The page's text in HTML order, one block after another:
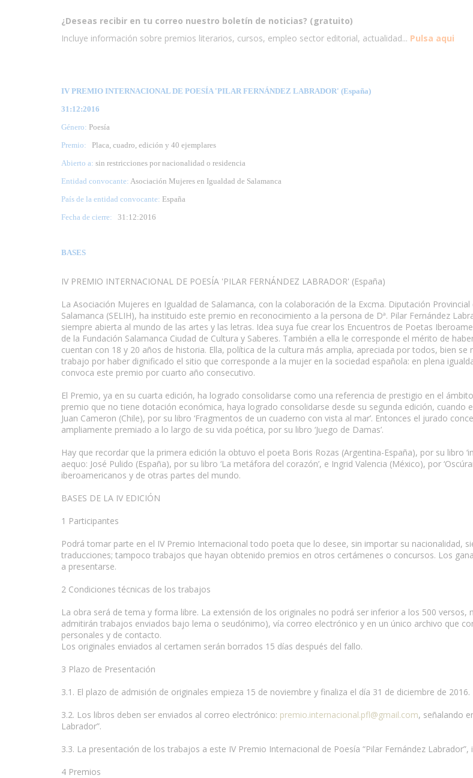
¿Deseas recibir en tu correo nuestro boletín de noticias? (gratuito)
Incluye información sobre premios literarios, cursos, empleo sector editorial, actualidad... Pulsa aqui
IV PREMIO INTERNACIONAL DE POESÍA 'PILAR FERNÁNDEZ LABRADOR' (España)
31:12:2016
Género: Poesía
Premio:
Placa, cuadro, edición y 40 ejemplares
Abierto a: sin restricciones por nacionalidad o residencia
Entidad convocante: Asociación Mujeres en Igualdad de Salamanca
País de la entidad convocante: España
Fecha de cierre: 31 :12:2016
BASES
IV PREMIO INTERNACIONAL DE POESÍA 'PILAR FERNÁNDEZ LABRADOR' (España)
La Asociación Mujeres en Igualdad de Salamanca, con la colaboración de la Excma. Diputación
Salamanca (SELIH), ha instituido este premio en reconocimiento a la persona de Dª. Pilar Fernández
siempre abierta al mundo de las artes y las letras. Idea suya fue crear los Encuentros de Poetas
de la Fundación Salamanca Ciudad de Cultura y Saberes. También a ella le corresponde el mérito de
cuentan con 18 y 20 años de historia. Ella, política de la cultura más amplia, apreciada por todos, bien
trabajo por haber dignificado el sitio que corresponde a la mujer en la sociedad española: en plena
convoca este premio por cuarto año consecutivo.
El Premio, ya en su cuarta edición, ha logrado consolidarse como una referencia de prestigio en el
premio que no tiene dotación económica, haya logrado consolidarse desde su segunda edición,
Juan Cameron (Chile), por su libro ‘Fragmentos de un cuaderno con vista al mar’. Entonces el jurado
ampliamente premiado a lo largo de su vida poética, por su libro ‘Juego de Damas’.
Hay que recordar que la primera edición la obtuvo el poeta Boris Rozas (Argentina-España), por su libro
aequo: José Pulido (España), por su libro ‘La metáfora del corazón’, e Ingrid Valencia (México), por
iberoamericanos y de otras partes del mundo.
BASES DE LA IV EDICIÓN
1 Participantes
Podrá tomar parte en el IV Premio Internacional todo poeta que lo desee, sin importar su nacionalidad,
traducciones; tampoco trabajos que hayan obtenido premios en otros certámenes o concursos. Los
a presentarse.
2 Condiciones técnicas de los trabajos
La obra será de tema y forma libre. La extensión de los originales no podrá ser inferior a los 500
admitirán trabajos enviados bajo lema o seudónimo), vía correo electrónico y en un único archivo que
personales y de contacto.
Los originales enviados al certamen serán borrados 15 días después del fallo.
3 Plazo de Presentación
3.1. El plazo de admisión de originales empieza 15 de noviembre y finaliza el día 31 de diciembre de 2016.
3.2. Los libros deben ser enviados al correo electrónico: premio.internacional.pfl@gmail.com, señalando
Labrador”.
3.3. La presentación de los trabajos a este IV Premio Internacional de Poesía “Pilar Fernández
4 Premios